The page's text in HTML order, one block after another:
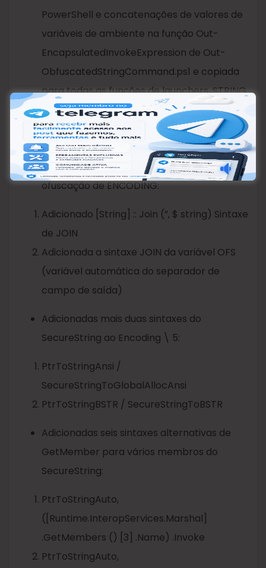
PowerShell e concatenações de valores de
variáveis ​​de ambiente na função Out-
EncapsulatedInvokeExpression de Out-
ObfuscatedStringCommand.ps1 e copiada
para todas as funções de launchers, STRING
e ENCODING para adicionar várias sintaxes
de linha de comando para IEX.
Adicionadas duas novas sintaxes de JOIN
para String \ Reverse e todas as opções de
ofuscação de ENCODING:
Adicionado [String] :: Join (”, $ string) Sintaxe
de JOIN
Adicionada a sintaxe JOIN da variável OFS
(variável automática do separador de
campo de saída)
Adicionadas mais duas sintaxes do
SecureString ao Encoding \ 5:
PtrToStringAnsi /
SecureStringToGlobalAllocAnsi
PtrToStringBSTR / SecureStringToBSTR
Adicionadas seis sintaxes alternativas de
GetMember para vários membros do
SecureString:
PtrToStringAuto,
([Runtime.InteropServices.Marshal]
.GetMembers () [3] .Name) .Invoke
PtrToStringAuto,